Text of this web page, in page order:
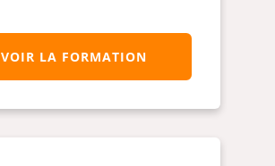
VOIR LA FORMATION